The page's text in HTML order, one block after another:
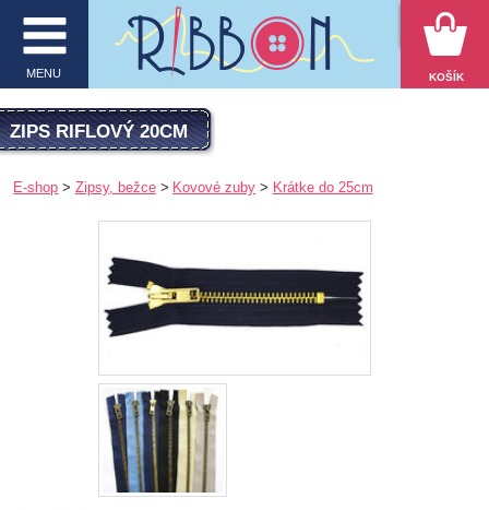
VYHĽADÁVANIE
MENU
O firme
Obchodné podmienky
Ochrana osobných údajov
KATEGÓRIE PRODUKTOV
MENU KOŠÍK
ZIPS RIFLOVÝ 20CM
E-shop Zipsy, bežce Kovové zuby Krátke do 25cm